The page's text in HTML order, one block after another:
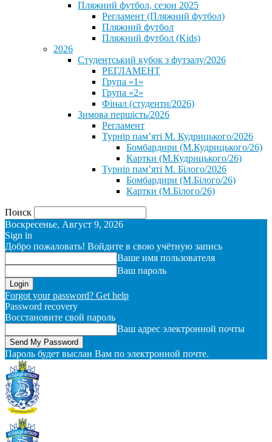
Пляжний футбол, сезон 2025
Регламент (Пляжний футбол)
Пляжний футбол
Пляжний футбол (Kids)
2026
Студентський кубок з футзалу/2026
РЕГЛАМЕНТ
Група «1»
Група «2»
Фінал (студенти/2026)
⁨Зимова першість/2026⁩
Регламент
Турнір пам’яті М. Кудрицького/2026
Бомбардири (М.Кудрицького/26)
Картки (М.Кудрицького/26)
Турнір пам’яті М. Білого/2026
Бомбардири (М.Білого/26)
Картки (М.Білого/26)
Поиск
Воскресенье, Август 9, 2026
Sign in
Добро пожаловать! Войдите в свою учётную запись
Ваше имя пользователя
Ваш пароль
Forgot your password? Get help
Password recovery
Восстановите свой пароль
Ваш адрес электронной почты
Пароль будет выслан Вам по электронной почте.